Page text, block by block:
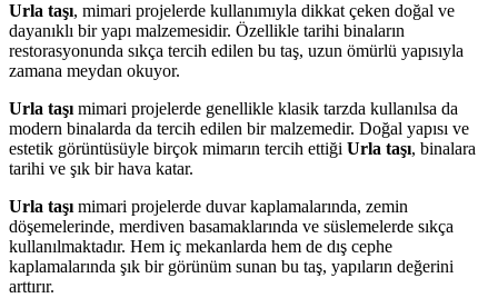
Urla taşı, mimari projelerde kullanımıyla dikkat çeken doğal ve
dayanıklı bir yapı malzemesidir. Özellikle tarihi binaların
restorasyonunda sıkça tercih edilen bu taş, uzun ömürlü yapısıyla
zamana meydan okuyor.
Urla taşı mimari projelerde genellikle klasik tarzda kullanılsa da
modern binalarda da tercih edilen bir malzemedir. Doğal yapısı ve
estetik görüntüsüyle birçok mimarın tercih ettiği Urla taşı, binalara
tarihi ve şık bir hava katar.
Urla taşı mimari projelerde duvar kaplamalarında, zemin
döşemelerinde, merdiven basamaklarında ve süslemelerde sıkça
kullanılmaktadır. Hem iç mekanlarda hem de dış cephe
kaplamalarında şık bir görünüm sunan bu taş, yapıların değerini
arttırır.